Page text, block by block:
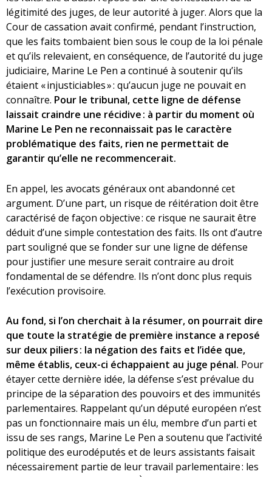
légitimité des juges, de leur autorité à juger. Alors que la
Cour de cassation avait confirmé, pendant l’instruction,
que les faits tombaient bien sous le coup de la loi pénale
et qu’ils relevaient, en conséquence, de l’autorité du juge
judiciaire, Marine Le Pen a continué à soutenir qu’ils
étaient « injusticiables » : qu’aucun juge ne pouvait en
connaître. Pour le tribunal, cette ligne de défense
laissait craindre une récidive : à partir du moment où
Marine Le Pen ne reconnaissait pas le caractère
problématique des faits, rien ne permettait de
garantir qu’elle ne recommencerait.
En appel, les avocats généraux ont abandonné cet
argument. D’une part, un risque de réitération doit être
caractérisé de façon objective : ce risque ne saurait être
déduit d’une simple contestation des faits. Ils ont d’autre
part souligné que se fonder sur une ligne de défense
pour justifier une mesure serait contraire au droit
fondamental de se défendre. Ils n’ont donc plus requis
l’exécution provisoire.
Au fond, si l’on cherchait à la résumer, on pourrait dire
que toute la stratégie de première instance a reposé
sur deux piliers : la négation des faits et l’idée que,
même établis, ceux-ci échappaient au juge pénal. Pour
étayer cette dernière idée, la défense s’est prévalue du
principe de la séparation des pouvoirs et des immunités
parlementaires. Rappelant qu’un député européen n’est
pas un fonctionnaire mais un élu, membre d’un parti et
issu de ses rangs, Marine Le Pen a soutenu que l’activité
politique des eurodéputés et de leurs assistants faisait
nécessairement partie de leur travail parlementaire : les